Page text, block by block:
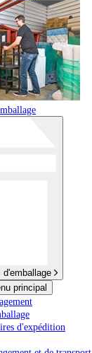
principal
d'expédition